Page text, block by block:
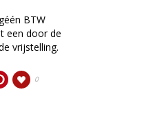
BTW
een door de
vrijstelling.
0